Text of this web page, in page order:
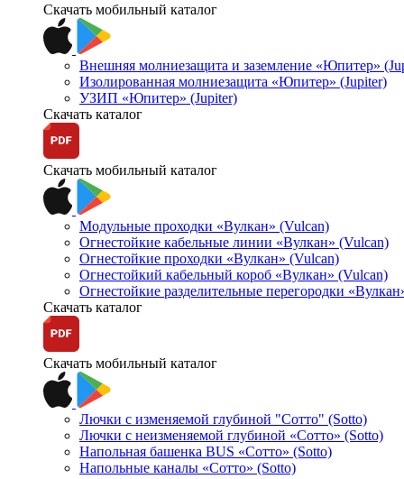
Скачать мобильный каталог
Внешняя молниезащита и заземление «Юпитер»
Изолированная молниезащита «Юпитер» (Jupiter)
УЗИП «Юпитер» (Jupiter)
Скачать каталог
Скачать мобильный каталог
Модульные проходки «Вулкан» (Vulcan)
Огнестойкие кабельные линии «Вулкан» (Vulcan)
Огнестойкие проходки «Вулкан» (Vulcan)
Огнестойкий кабельный короб «Вулкан» (Vulcan)
Огнестойкие разделительные перегородки
Скачать каталог
Скачать мобильный каталог
Лючки с изменяемой глубиной "Сотто" (Sotto)
Лючки с неизменяемой глубиной «Сотто» (Sotto)
Напольная башенка BUS «Сотто» (Sotto)
Напольные каналы «Сотто» (Sotto)